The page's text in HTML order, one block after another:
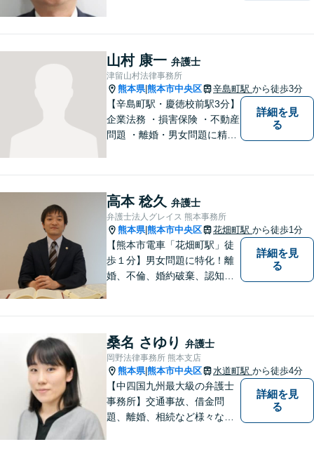
ノウハウ多数】相続手続きか
ら遺言書までトータルサポー
ト【JR熊本駅から徒歩1分】
山村 康一 弁護士
津留山村法律事務所
熊本県|熊本市中央区 辛島町駅 から徒歩3分
【辛島町駅・慶徳校前駅3分】
企業法務 ・損害保険 ・不動産
問題 ・離婚・男女問題に精通
詳細を見
る
高本 稔久 弁護士
弁護士法人グレイス 熊本事務所
熊本県|熊本市中央区 花畑町駅 から徒歩1分
【熊本市電車「花畑町駅」徒
歩１分】男女問題に特化！離
婚、不倫、婚約破棄、認知、
未来が明るくなるよう全力で
サポートいたします【初回相
談無料】【子連れ相談可】
詳細を見
る
桑名 さゆり 弁護士
岡野法律事務所 熊本支店
熊本県|熊本市中央区 水道町駅 から徒歩4分
【中四国九州最大級の弁護士
事務所】交通事故、借金問
題、離婚、相続など様々な問
詳細を見
る